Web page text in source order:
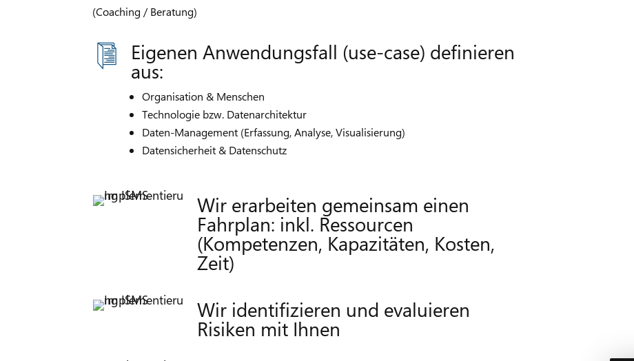
(Coaching / Beratung)
Eigenen Anwendungsfall (use-case) definieren
aus:
Organisation & Menschen
Technologie bzw. Datenarchitektur
Daten-Management (Erfassung, Analyse, Visualisierung)
Datensicherheit & Datenschutz
Wir erarbeiten gemeinsam einen
Fahrplan: inkl. Ressourcen
(Kompetenzen, Kapazitäten, Kosten,
Zeit)
Wir identifizieren und evaluieren
Risiken mit Ihnen